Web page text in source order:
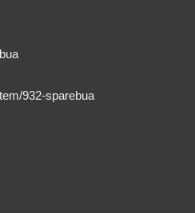
932-sparebua